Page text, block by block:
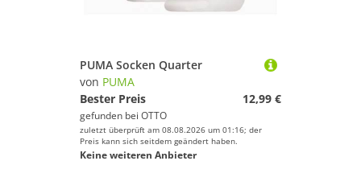
PUMA Socken Quarter
von PUMA
Bester Preis
12,99 €
gefunden bei OTTO
zuletzt überprüft am 08.08.2026 um 01:16; der
Preis kann sich seitdem geändert haben.
Keine weiteren Anbieter